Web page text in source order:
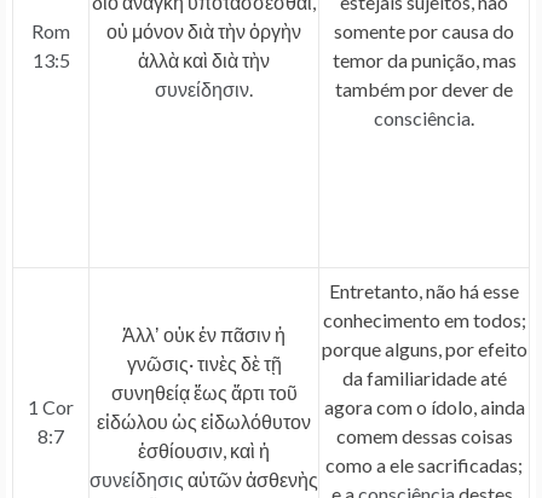
Rom
13:5
οὐ μόνον διὰ τὴν ὀργὴν
ἀλλὰ καὶ διὰ τὴν
συνείδησιν.
somente por causa do
temor da punição, mas
também por dever de
consciência.
1 Cor
8:7
Ἀλλʼ οὐκ ἐν πᾶσιν ἡ
γνῶσις· τινὲς δὲ τῇ
συνηθείᾳ ἕως ἄρτι τοῦ
εἰδώλου ὡς εἰδωλόθυτον
ἐσθίουσιν, καὶ ἡ
συνείδησις αὐτῶν ἀσθενὴς
Entretanto, não há esse
conhecimento em todos;
porque alguns, por efeito
da familiaridade até
agora com o ídolo, ainda
comem dessas coisas
como a ele sacrificadas;